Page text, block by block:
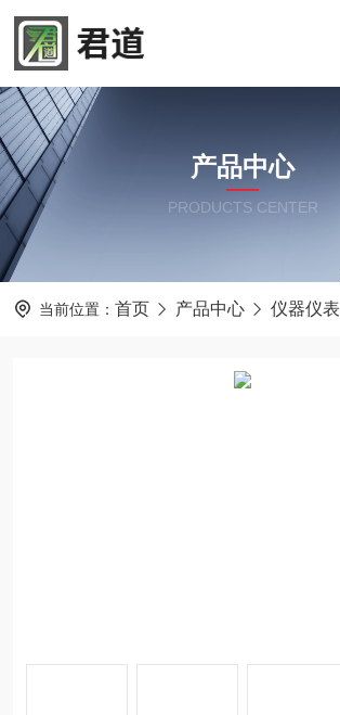
产品中心
PRODUCTS CENTER
当前位置： 首页 产品中心 仪器仪表